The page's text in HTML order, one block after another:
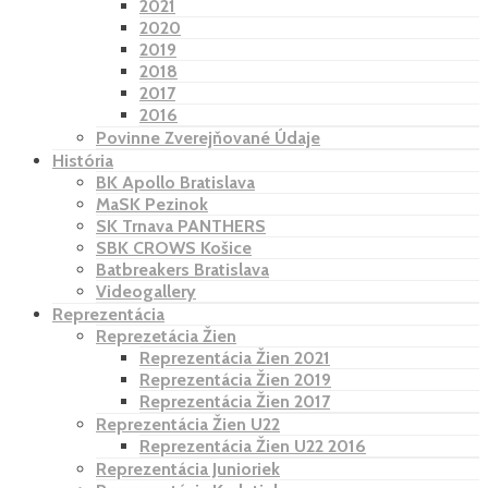
2021
2020
2019
2018
2017
2016
Povinne Zverejňované Údaje
História
BK Apollo Bratislava
MaSK Pezinok
SK Trnava PANTHERS
SBK CROWS Košice
Batbreakers Bratislava
Videogallery
Reprezentácia
Reprezetácia Žien
Reprezentácia Žien 2021
Reprezentácia Žien 2019
Reprezentácia Žien 2017
Reprezentácia Žien U22
Reprezentácia Žien U22 2016
Reprezentácia Junioriek